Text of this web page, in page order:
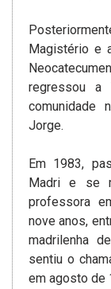
Magistério e
regressou a
comunidade
Jorge.
Em 1983,
Madri e se
professora
nove anos,
madrilenha
sentiu o
em agosto de